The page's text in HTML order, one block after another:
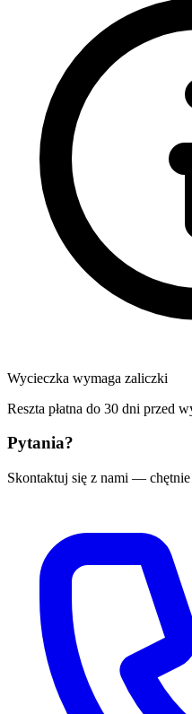
Wycieczka wymaga zaliczki
Reszta płatna do 30 dni przed
Pytania?
Skontaktuj się z nami —